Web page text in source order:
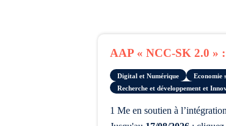
AAP « NCC-SK 2.0 » :
Digital et Numérique Economie
Recherche et développement et
1 Me en soutien à